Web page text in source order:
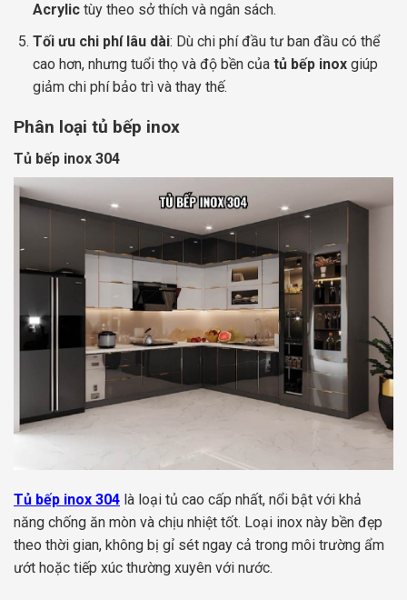
Acrylictùy theo sở thích và ngân sách.
Tối ưu chi phí lâu dài: Dù chi phí đầu tư ban đầu có thể
cao hơn, nhưng tuổi thọ và độ bền của tủ bếp inoxgiúp
giảm chi phí bảo trì và thay thế.
Phân loại tủ bếp inox
Tủ bếp inox 304
Tủ bếp inox 304 là loại tủ cao cấp nhất, nổi bật với khả
năng chống ăn mòn và chịu nhiệt tốt. Loại inox này bền đẹp
theo thời gian, không bị gỉ sét ngay cả trong môi trường ẩm
ướt hoặc tiếp xúc thường xuyên với nước.